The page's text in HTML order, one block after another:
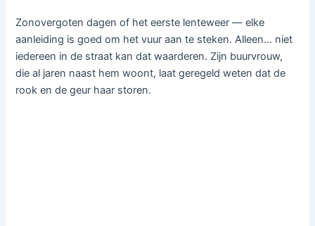
Zonovergoten dagen of het eerste lenteweer — elke
aanleiding is goed om het vuur aan te steken. Alleen… niet
iedereen in de straat kan dat waarderen. Zijn buurvrouw,
die al jaren naast hem woont, laat geregeld weten dat de
rook en de geur haar storen.